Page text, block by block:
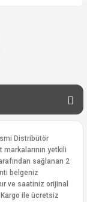
Distribütör
yetkili
sağlanan 2
belgeniz
ve saatiniz orijinal
ile ücretsiz